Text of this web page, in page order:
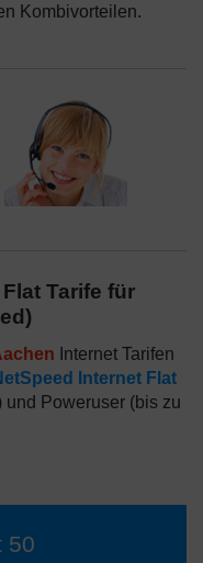
Kombivorteilen.
Tarife für
Internet Tarifen
Internet Flat
Poweruser (bis zu
50